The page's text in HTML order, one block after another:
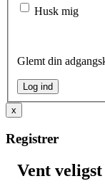
Husk mig
Glemt din
x
Registrer
Vent